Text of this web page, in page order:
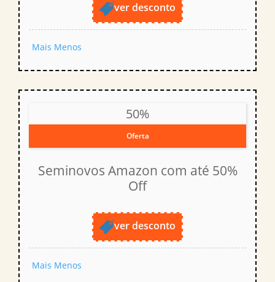
ver desconto
Mais Menos
50%
Oferta
Seminovos Amazon com até 50%
Off
ver desconto
Mais Menos